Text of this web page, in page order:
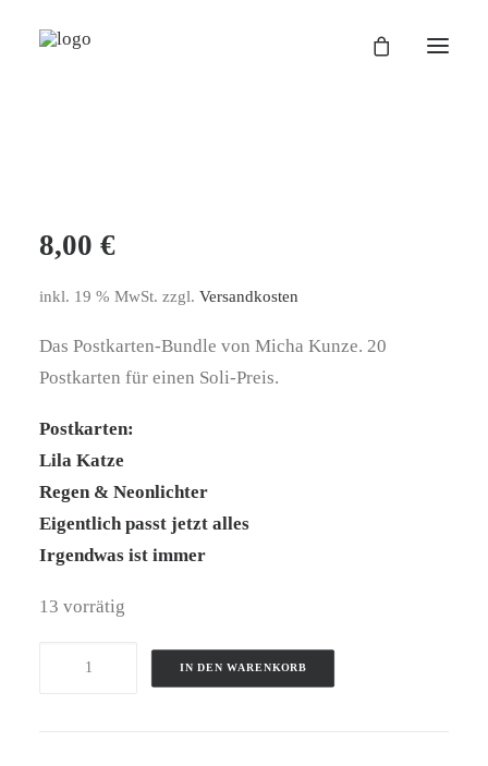
WORKSHOP
POETRY
8,00 €
inkl. 19 % MwSt. zzgl. Versandkosten
Das Postkarten-Bundle von Micha Kunze. 20
Postkarten für einen Soli-Preis.
Postkarten:
Lila Katze
Regen & Neonlichter
Eigentlich passt jetzt alles
Irgendwas ist immer
13 vorrätig
Bundle:
IN DEN WARENKORB